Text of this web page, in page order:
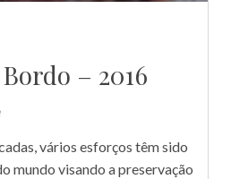
– 2016
vários esforços têm sido
mundo visando a preservação